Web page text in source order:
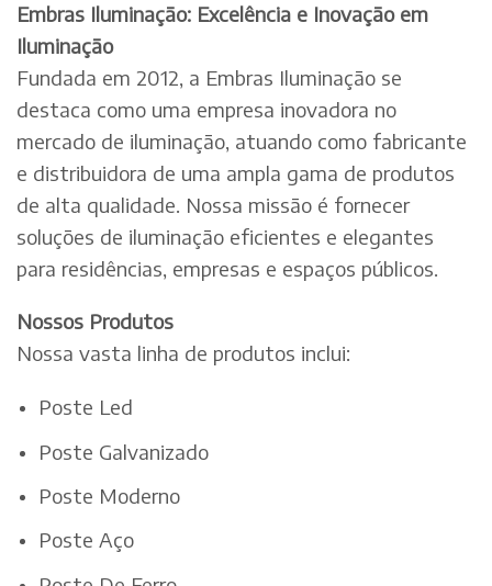
Embras Iluminação: Excelência e Inovação em
Iluminação
Fundada em 2012, a Embras Iluminação se
destaca como uma empresa inovadora no
mercado de iluminação, atuando como fabricante
e distribuidora de uma ampla gama de produtos
de alta qualidade. Nossa missão é fornecer
soluções de iluminação eficientes e elegantes
para residências, empresas e espaços públicos.
Nossos Produtos
Nossa vasta linha de produtos inclui:
Poste Led
Poste Galvanizado
Poste Moderno
Poste Aço